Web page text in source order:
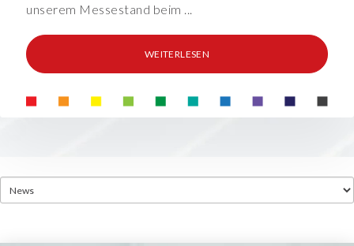
unserem Messestand beim ...
WEITERLESEN